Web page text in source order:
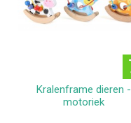
Kralenframe dieren -
motoriek